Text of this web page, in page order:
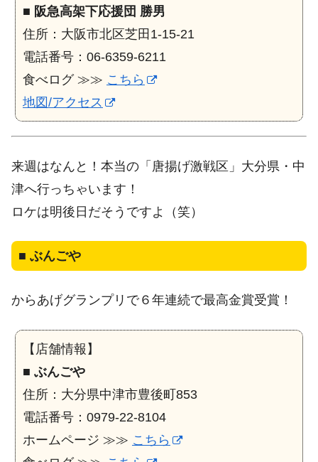
■ 阪急高架下応援団 勝男
住所：大阪市北区芝田1-15-21
電話番号：06-6359-6211
食べログ ≫≫ こちら
地図/アクセス
来週はなんと！本当の「唐揚げ激戦区」大分県・中
津へ行っちゃいます！
ロケは明後日だそうですよ（笑）
■ ぶんごや
からあげグランプリで６年連続で最高金賞受賞！
【店舗情報】
■ ぶんごや
住所：大分県中津市豊後町853
電話番号：0979-22-8104
ホームページ ≫≫ こちら